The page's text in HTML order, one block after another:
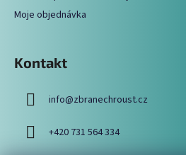
Moje objednávka
Kontakt
info@zbranechroust.cz
+420 731 564 334